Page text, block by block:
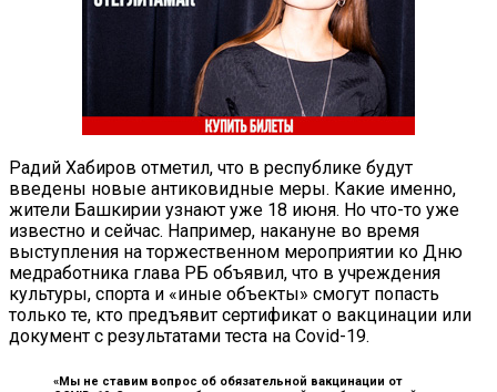
Радий Хабиров отметил, что в республике будут
введены новые антиковидные меры. Какие именно,
жители Башкирии узнают уже 18 июня. Но что-то уже
известно и сейчас. Например, накануне во время
выступления на торжественном мероприятии ко Дню
медработника глава РБ объявил, что в учреждения
культуры, спорта и «иные объекты» смогут попасть
только те, кто предъявит сертификат о вакцинации или
документ с результатами теста на Covid-19.
«Мы не ставим вопрос об обязательной вакцинации от